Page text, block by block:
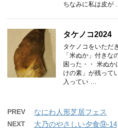
ちなみに私は皮が …
タケノコ2024
タケノコをいただ
「米ぬか」付きな
困った・・ 米ぬ
けの素」が残って
入ってい …
PREV なにわ人形芝居フェス
NEXT 大乃のやさしい夕食⑨-14